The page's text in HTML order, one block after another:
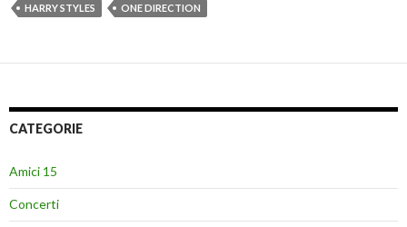
HARRY STYLES ONE DIRECTION
CATEGORIE
Amici 15
Concerti